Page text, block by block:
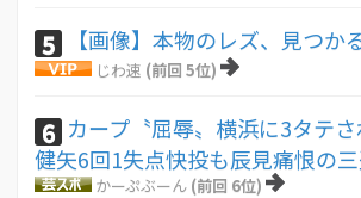
5 【画像】本物のレズ、見つか
じわ速 (前回 5位)
6 カープ〝屈辱〟横浜に3タテ
健矢6回1失点快投も辰見痛恨の
かーぷぶーん (前回 6位)